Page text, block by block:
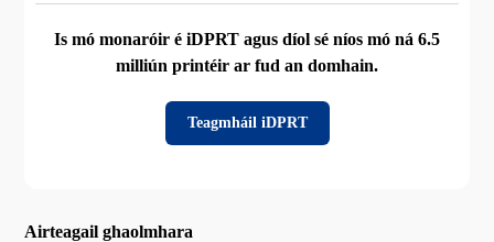
Is mó monaróir é iDPRT agus díol sé níos mó ná 6.5
milliún printéir ar fud an domhain.
Teagmháil iDPRT
Airteagail ghaolmhara